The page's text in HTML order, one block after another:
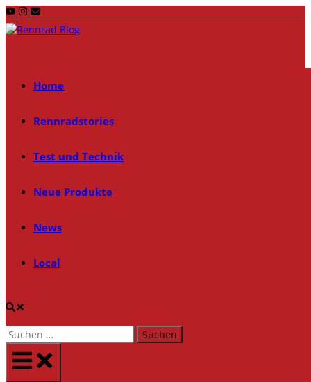
Zurück
zum
Inhalt
Home
Rennradstories
Test und Technik
Neue Produkte
News
Local
Suchen
nach: